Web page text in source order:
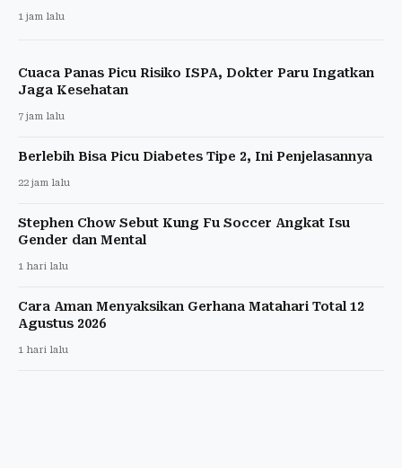
1 jam lalu
Cuaca Panas Picu Risiko ISPA, Dokter Paru Ingatkan
Jaga Kesehatan
7 jam lalu
Berlebih Bisa Picu Diabetes Tipe 2, Ini Penjelasannya
22 jam lalu
Stephen Chow Sebut Kung Fu Soccer Angkat Isu
Gender dan Mental
1 hari lalu
Cara Aman Menyaksikan Gerhana Matahari Total 12
Agustus 2026
1 hari lalu